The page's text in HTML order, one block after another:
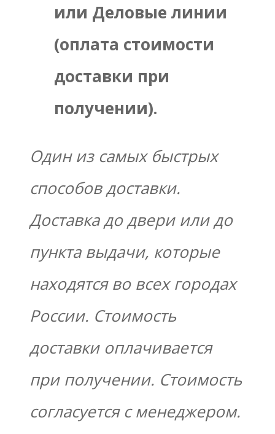
или Деловые линии
(оплата стоимости
доставки при
получении).
Один из самых быстрых
способов доставки.
Доставка до двери или до
пункта выдачи, которые
находятся во всех городах
России. Стоимость
доставки оплачивается
при получении. Стоимость
согласуется с менеджером.